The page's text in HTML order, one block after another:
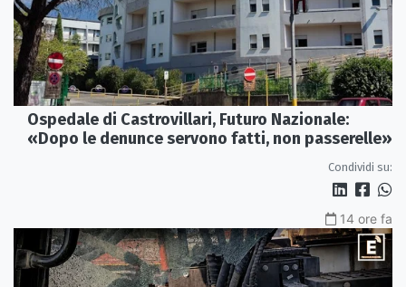
Ospedale di Castrovillari, Futuro Nazionale:
«Dopo le denunce servono fatti, non passerelle»
Condividi su:
14 ore fa